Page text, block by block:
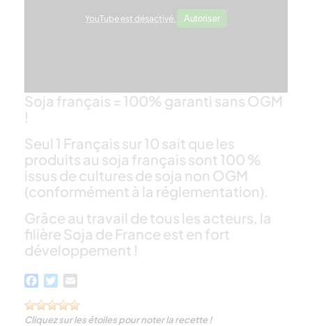
YouTube est désactivé. Autoriser
Soja français = 100% garanti sans OGM
!
Seul 1 Français sur 10 sait que les
produits au soja français sont 100 %
issus de cultures de soja non OGM
(conformément à la réglementation).
Grâce au travail de tous les acteurs, la
filière Soja de France est en fort
développement !
Facebook
Twitter
Cliquez sur les étoiles pour noter la recette !